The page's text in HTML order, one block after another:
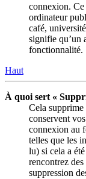
connexion. Ce
ordinateur
café,
signifie qu’un
fonctionnalité.
Haut
À quoi sert «
Cela
conservent
connexion au
telles que les
lu) si cela a
rencontrez
suppression